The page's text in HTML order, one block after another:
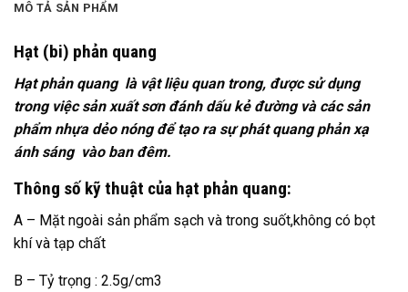
MÔ TẢ SẢN PHẨM
Hạt (bi) phản quang
Hạt phản quang là vật liệu quan trong, được sử dụng
trong việc sản xuất sơn đánh dấu kẻ đường và các sản
phẩm nhựa dẻo nóng để tạo ra sự phát quang phản xạ
ánh sáng vào ban đêm.
Thông số kỹ thuật của hạt phản quang:
A – Mặt ngoài sản phẩm sạch và trong suốt,không có bọt
khí và tạp chất
B – Tỷ trọng : 2.5g/cm3